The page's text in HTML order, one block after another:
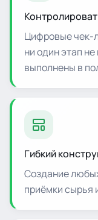
Цифровые чек-
ни один этап
выполнены в
Гибкий
Создание
приёмки сырья